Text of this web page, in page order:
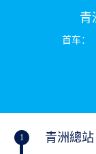
青
首车：
1 青洲總站